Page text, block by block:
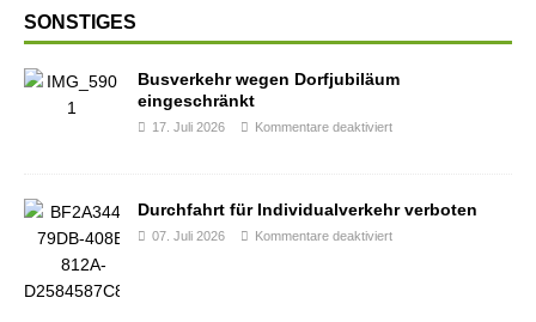
SONSTIGES
Busverkehr wegen Dorfjubiläum
eingeschränkt
17. Juli 2026 Kommentare deaktiviert
Durchfahrt für Individualverkehr verboten
07. Juli 2026 Kommentare deaktiviert